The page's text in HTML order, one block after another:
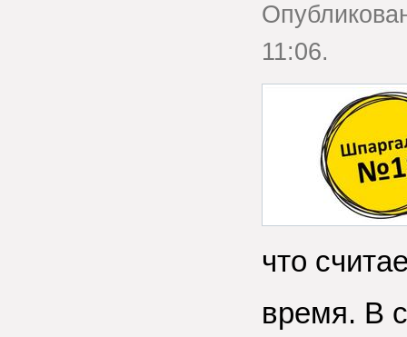
11:06.
что
время. В